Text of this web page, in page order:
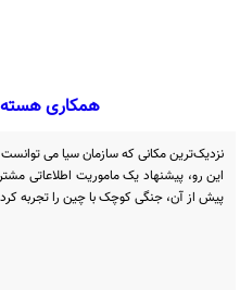
همکاری هسته
نزدیک‌ترین مکانی که سازمان سیا می
این رو، پیشنهاد یک ماموریت اطلاعاتی
پیش از آن، جنگی کوچک با چین را تجربه